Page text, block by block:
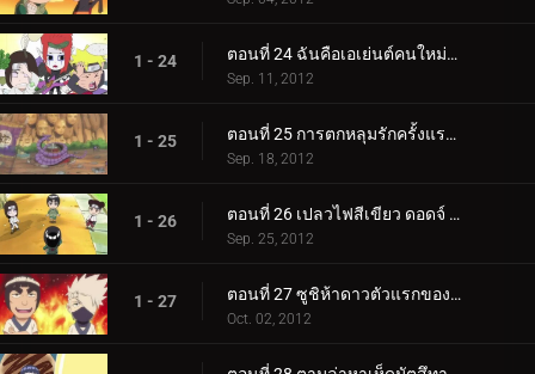
1 - 24 ตอนที่ 24 ฉันคือเอเย่นต์คนใหม่ของไซ / ชนะใจเลดี้ซึนาเดะ!
Sep. 11, 2012
1 - 25 ตอนที่ 25 การตกหลุมรักครั้งแรกของกาอาระ! / ของขวัญจากโอโรจิมารุ!
Sep. 18, 2012
1 - 26 ตอนที่ 26 เปลวไฟสีเขียว ดอดจ์ ลี! / ชายผู้ใช่บอกว่าไม่!
Sep. 25, 2012
1 - 27 ตอนที่ 27 ซูชิห้าดาวตัวแรกของฉัน! / มิตรภาพ ความพยายาม และชัยชนะ!
Oct. 02, 2012